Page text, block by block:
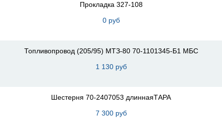
Прокладка 327-108
0 руб
Топливопровод (205/95) МТЗ-80 70-1101345-Б1 МБС
1 130 руб
Шестерня 70-2407053 длиннаяТАРА
7 300 руб